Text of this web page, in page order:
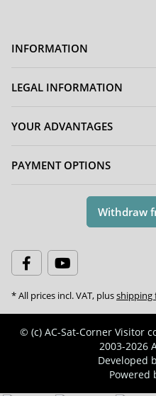
INFORMATION
LEGAL INFORMATION
YOUR ADVANTAGES
PAYMENT OPTIONS
Withdraw
* All prices incl. VAT, plusshipping
© (c) AC-Sat-CornerVisitor
2003-2026
Developed
Powered